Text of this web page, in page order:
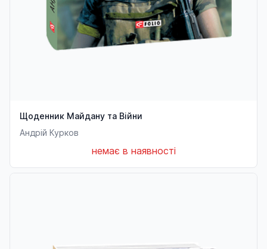
Щоденник Майдану та Війни
Андрій Курков
немає в наявності